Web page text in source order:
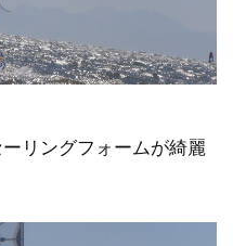
リングフォームが綺麗